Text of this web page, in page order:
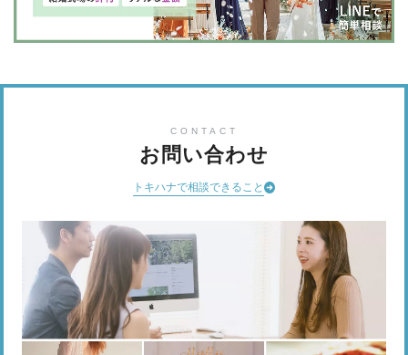
CONTACT
お問い合わせ
トキハナで相談できること